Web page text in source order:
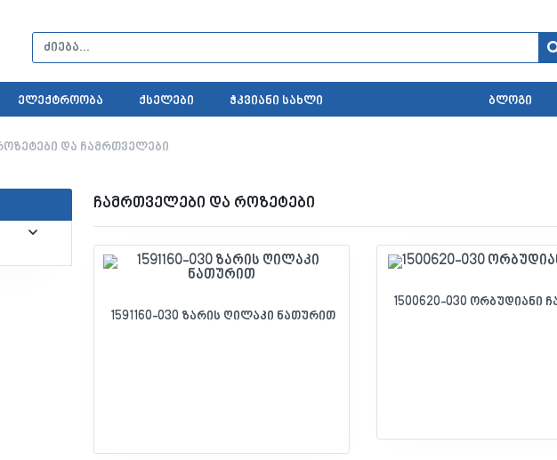
ელექტროობა ქსელები ჭკვიანი სახლი ბლოგი
და ჩამრთველები
ჩამრთველები და როზეტები
1591160-030 ზარის ღილაკი ნათურით
1500620-030 ორბუდიანი